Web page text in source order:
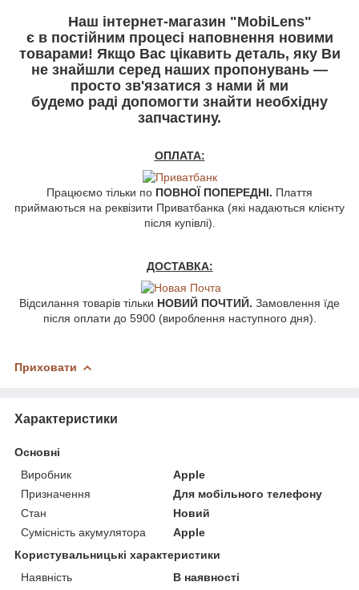
Наш інтернет-магазин "MobiLens"
є в постійним процесі наповнення новими
товарами! Якщо Вас цікавить деталь, яку Ви
не знайшли серед наших пропонувань —
просто зв'язатися з нами й ми
будемо раді допомогти знайти необхідну
запчастину.
ОПЛАТА:
Працюємо тільки по ПОВНОЇ ПОПЕРЕДНІ. Плаття
приймаються на реквізити Приватбанка (які надаються клієнту
після купівлі).
ДОСТАВКА:
Відсилання товарів тільки НОВИЙ ПОЧТИЙ. Замовлення їде
після оплати до 5900 (вироблення наступного дня).
Приховати
Характеристики
Основні
Виробник
Apple
Призначення
Для мобільного телефону
Стан
Новий
Сумісність акумулятора
Apple
Користувальницькі характеристики
Наявність
В наявності